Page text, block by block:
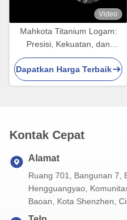
Video
Mahkota Titanium Logam:
Presisi, Kekuatan, dan
Biokompatibilitas untuk
Restorasi Tahan Lama
Dapatkan Harga Terbaik
Kontak Cepat
Alamat
Ruang 701, Bangunan 7,
Hengguangyao,
Baoan, Kota Shenzhen,